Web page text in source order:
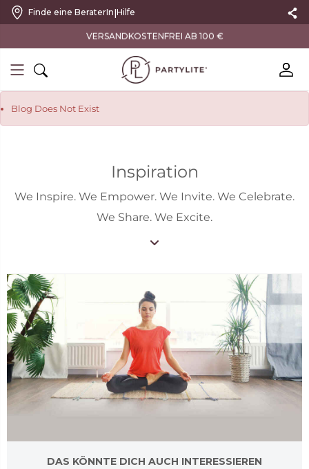
Finde eine BeraterIn|Hilfe
VERSANDKOSTENFREI AB 100 €
Blog Does Not Exist
Inspiration
We Inspire. We Empower. We Invite. We Celebrate.
We Share. We Excite.
DAS KÖNNTE DICH AUCH INTERESSIEREN